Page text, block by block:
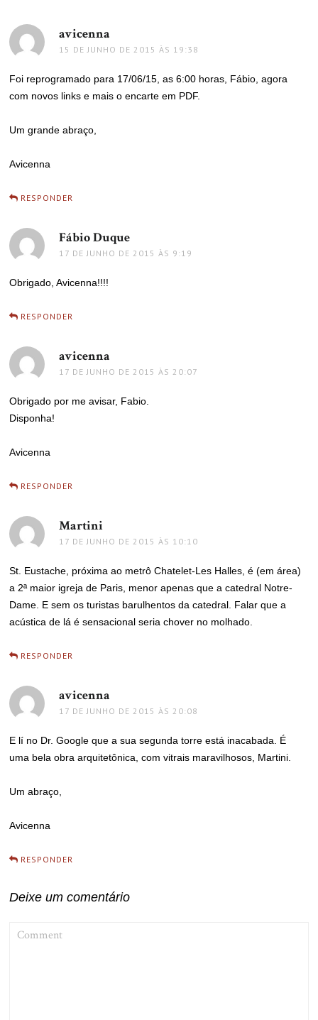
avicenna
15 DE JUNHO DE 2015 ÀS 19:38
Foi reprogramado para 17/06/15, as 6:00 horas, Fábio, agora
com novos links e mais o encarte em PDF.
Um grande abraço,
Avicenna
RESPONDER
Fábio Duque
17 DE JUNHO DE 2015 ÀS 9:19
Obrigado, Avicenna!!!!
RESPONDER
avicenna
17 DE JUNHO DE 2015 ÀS 20:07
Obrigado por me avisar, Fabio.
Disponha!
Avicenna
RESPONDER
Martini
17 DE JUNHO DE 2015 ÀS 10:10
St. Eustache, próxima ao metrô Chatelet-Les Halles, é (em área)
a 2ª maior igreja de Paris, menor apenas que a catedral Notre-
Dame. E sem os turistas barulhentos da catedral. Falar que a
acústica de lá é sensacional seria chover no molhado.
RESPONDER
avicenna
17 DE JUNHO DE 2015 ÀS 20:08
E lí no Dr. Google que a sua segunda torre está inacabada. É
uma bela obra arquitetônica, com vitrais maravilhosos, Martini.
Um abraço,
Avicenna
RESPONDER
Deixe um comentário